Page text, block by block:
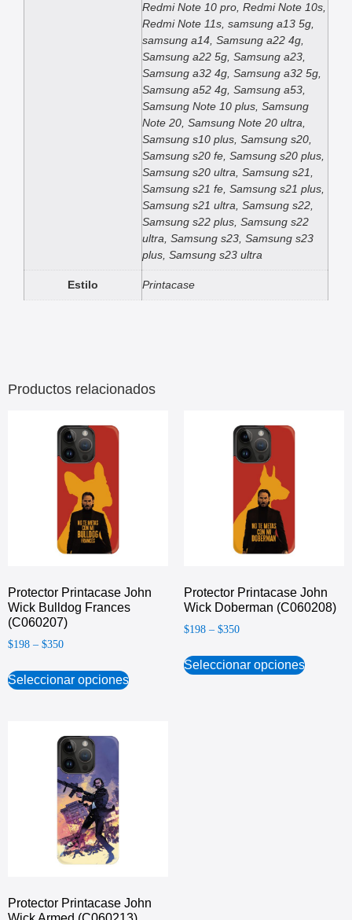
Redmi Note 10 pro, Redmi Note 10s,
Redmi Note 11s, samsung a13 5g,
samsung a14, Samsung a22 4g,
Samsung a22 5g, Samsung a23,
Samsung a32 4g, Samsung a32 5g,
Samsung a52 4g, Samsung a53,
Samsung Note 10 plus, Samsung
Note 20, Samsung Note 20 ultra,
Samsung s10 plus, Samsung s20,
Samsung s20 fe, Samsung s20 plus,
Samsung s20 ultra, Samsung s21,
Samsung s21 fe, Samsung s21 plus,
Samsung s21 ultra, Samsung s22,
Samsung s22 plus, Samsung s22
ultra, Samsung s23, Samsung s23
plus, Samsung s23 ultra
Estilo Printacase
Productos relacionados
Protector Printacase John
Wick Bulldog Frances
(C060207)
$198 – $350
Seleccionar opciones
Protector Printacase John
Wick Doberman (C060208)
$198 – $350
Seleccionar opciones
Protector Printacase John